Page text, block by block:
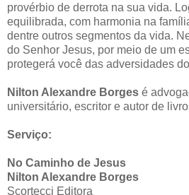
provérbio de derrota na sua vida.
equilibrada, com harmonia na
dentre outros segmentos da vida.
do Senhor Jesus, por meio de um
protegerá você das adversidades
Nilton Alexandre Borges é
universitário, escritor e autor de
Serviço:
No Caminho de Jesus
Nilton Alexandre Borges
Scortecci Editora